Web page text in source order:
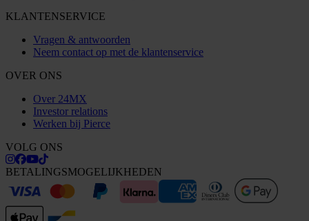
KLANTENSERVICE
Vragen & antwoorden
Neem contact op met de klantenservice
OVER ONS
Over 24MX
Investor relations
Werken bij Pierce
VOLG ONS
BETALINGSMOGELIJKHEDEN